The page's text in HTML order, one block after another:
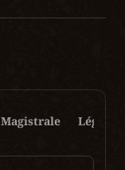
Magistrale